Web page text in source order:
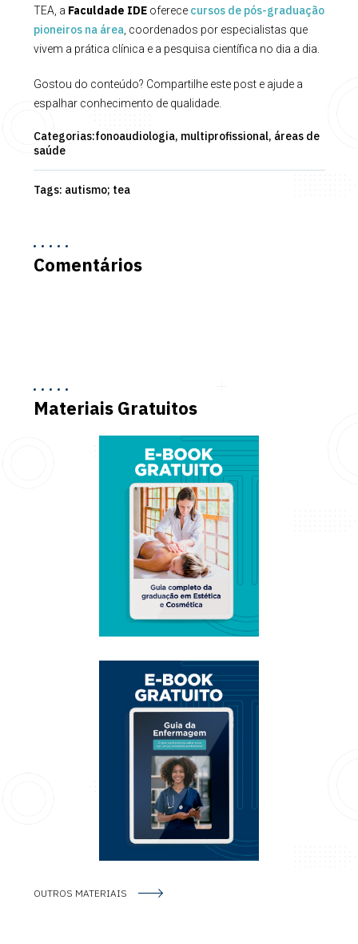
TEA, a Faculdade IDEoferece cursos de pós-graduação
pioneiros na área, coordenados por especialistas que
vivem a prática clínica e a pesquisa científica no dia a dia.
Gostou do conteúdo? Compartilhe este post e ajude a
espalhar conhecimento de qualidade.
Categorias:fonoaudiologia, multiprofissional, áreas de
saúde
Tags: autismo; tea
Comentários
Materiais Gratuitos
OUTROS MATERIAIS